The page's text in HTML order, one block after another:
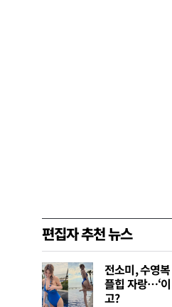
편집자 추천 뉴스
전소미, 수영
플힙 자랑…‘
고?